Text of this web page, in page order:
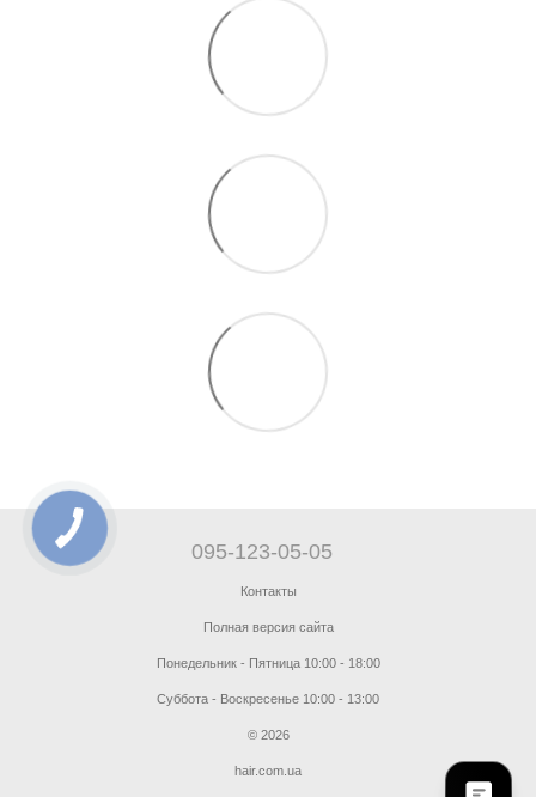
095-123-05-05
Контакты
Полная версия сайта
Понедельник - Пятница 10:00 - 18:00
Суббота - Воскресенье 10:00 - 13:00
© 2026
hair.com.ua